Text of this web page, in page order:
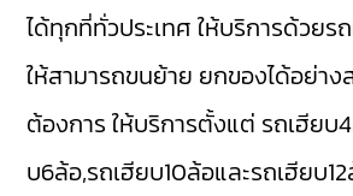
ได้ทุกที่ทั่วประเทศ ให้บริการด้วยร
ให้สามารถขนย้าย ยกของได้อย่า
ต้องการ ให้บริการตั้งแต่ รถเฮียบ
บ6ล้อ,รถเฮียบ10ล้อและรถเฮียบ